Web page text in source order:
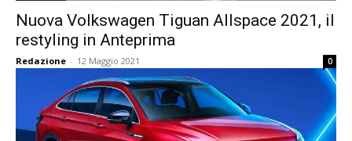
Nuova Volkswagen Tiguan Allspace 2021, il
restyling in Anteprima
Redazione - 12 Maggio 2021 0